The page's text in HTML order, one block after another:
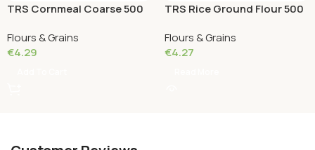
TRS Cornmeal Coarse 500
Flours & Grains
€4.29
TRS Rice Ground Flour 500
Flours & Grains
€4.27